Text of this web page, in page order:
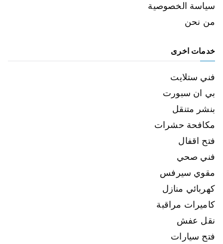
سياسة الخصوصية
من نحن
خدمات اخرى
فني ستلايت
بي ان سبورت
بنشر متنقل
مكافحة حشرات
فتح اقفال
فني صحي
مقوي سيرفس
كهربائي منازل
كاميرات مراقبة
نقل عفش
فتح سيارات